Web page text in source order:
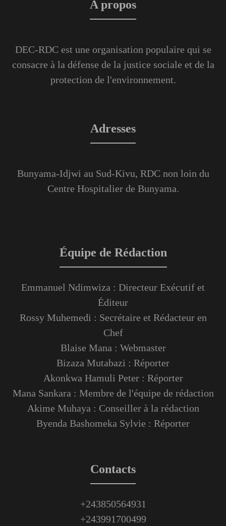
A propos
DEC-RDC est une organisation populaire qui se
consacre à la défense de la justice sociale et de la
protection de l'environnement.
Adresses
Bunyama-Idjwi au Sud-Kivu, RDC non loin du
Centre Hospitalier de Bunyama.
Équipe de Rédaction
Emmanuel Ndimwiza : Directeur Exécutif et
Éditeur
Rossy Muhemedi : Secrétaire et Rédacteur en
Chef
Blaise Mana : Webmaster
Bizaza Mutabazi : Réporter
Akonkwa Hamuli Peter : Réporter
Mana Sankara : Membre de l'équipe de rédaction
Akime Muhaya : Conseiller à la rédaction
Byenda Bashomeka Sylvie : Réporter
Contacts
+243850564931
+243991700499